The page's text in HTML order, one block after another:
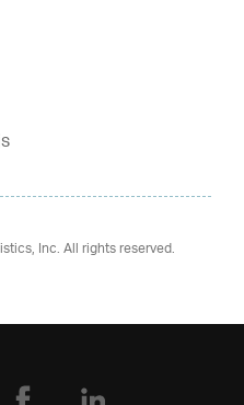
Inc. All rights reserved.